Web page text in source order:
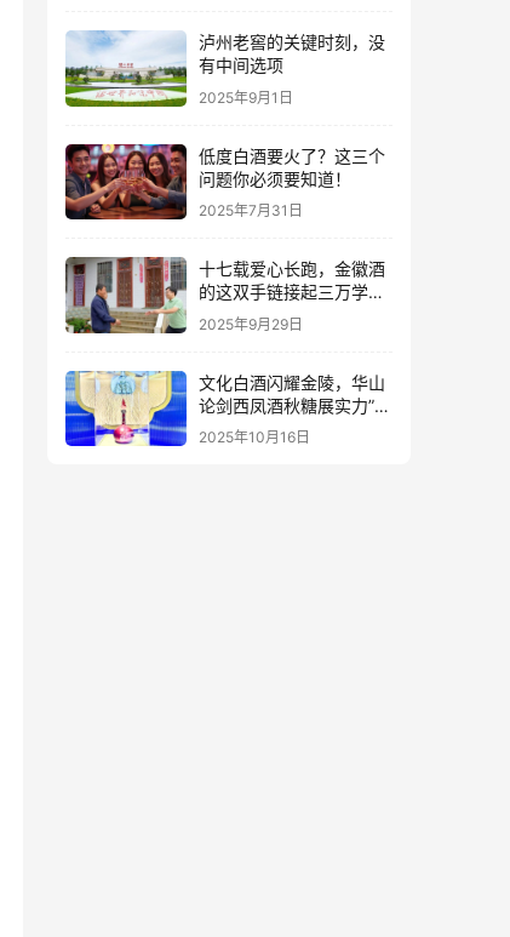
泸州老窖的关键时刻，没
有中间选项
2025年9月1日
低度白酒要火了？这三个
问题你必须要知道！
2025年7月31日
十七载爱心长跑，金徽酒
的这双手链接起三万学子
的人生路
2025年9月29日
文化白酒闪耀金陵，华山
论剑西凤酒秋糖展实力”出
圈”
2025年10月16日